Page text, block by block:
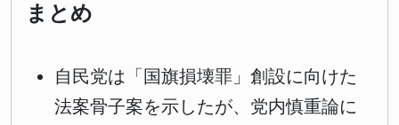
まとめ
自民党は「国旗損壊罪」創設に向けた
法案骨子案を示したが、党内慎重論に